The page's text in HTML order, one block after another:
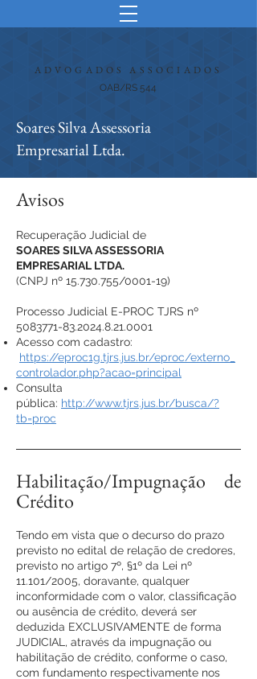
OAB/RS 544
ADVOGADOS ASSOCIADOS
Soares Silva Assessoria
Empresarial Ltda.
Avisos
Recuperação Judicial de
SOARES SILVA ASSESSORIA
EMPRESARIAL LTDA.
(CNPJ nº 15.730.755/0001-19)
Processo Judicial E-PROC TJRS nº
5083771-83.2024.8.21.0001
Acesso com cadastro:
https://eproc1g.tjrs.jus.br/eproc/externo_
controlador.php?acao=principal
Consulta
pública: http://www.tjrs.jus.br/busca/?
tb=proc
Habilitação/Impugnação de
Crédito
Tendo em vista que o decurso do prazo
previsto no edital de relação de credores,
previsto no artigo 7º, §1º da Lei nº
11.101/2005, doravante, qualquer
inconformidade com o valor, classificação
ou ausência de crédito, deverá ser
deduzida EXCLUSIVAMENTE de forma
JUDICIAL, através da impugnação ou
habilitação de crédito, conforme o caso,
com fundamento respectivamente nos